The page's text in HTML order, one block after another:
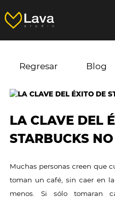
Regresar Blog
LA CLAVE DEL
STARBUCKS
Muchas personas creen que
toman un café, sin caer en
menos. Si sólo tomaran